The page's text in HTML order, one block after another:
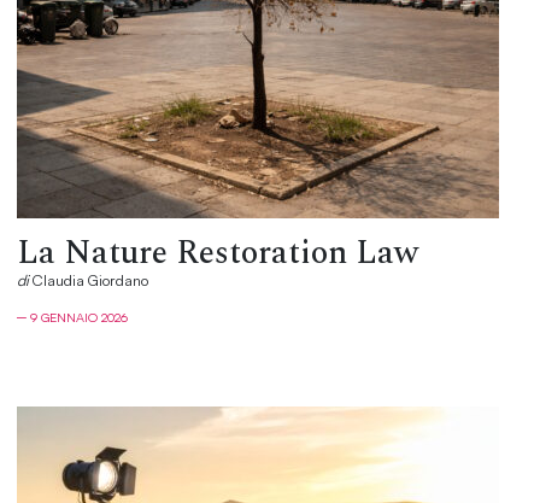
La Nature Restoration Law
diClaudia Giordano
─ 9 GENNAIO 2026